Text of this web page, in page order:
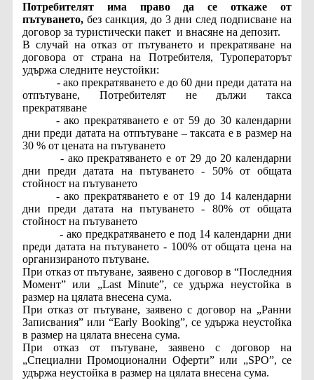
Потребителят има право да се откаже от
пътуването,без санкция, до 3 дни след подписване на
договор за туристически пакет и внасяне на депозит.
В случай на отказ от пътуването и прекратяване на
договора от страна на Потребителя, Туроператорът
удържа следните неустойки:
- ако прекратяването е до 60 дни преди датата на
отпътуване, Потребителят не дължи такса
прекратяване
- ако прекратяването е от 59 до 30 календарни
дни преди датата на отпътуване – таксата е в размер на
30 % от цената на пътуването
- ако прекратяването е от 29 до 20 календарни
дни преди датата на пътуването - 50% от общата
стойност на пътуването
- ако прекратяването е от 19 до 14 календарни
дни преди датата на пътуването - 80% от общата
стойност на пътуването
- ако предкратяването е под 14 календарни дни
преди датата на пътуването - 100% от общата цена на
организираното пътуване.
При отказ от пътуване, заявено с договор в “Последния
Момент” или „Last Minute”, се удържа неустойка в
размер на цялата внесена сума.
При отказ от пътуване, заявено с договор на „Ранни
Записвания” или “Early Booking”, се удържа неустойка
в размер на цялата внесена сума.
При отказ от пътуване, заявено с договор на
„Специални Промоционални Оферти” или „SPO”, се
удържа неустойка в размер на цялата внесена сума.